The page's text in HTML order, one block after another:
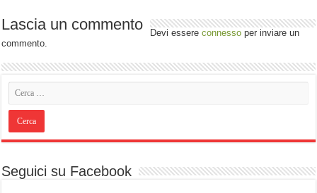
Lascia un commento Devi essereconnesso per inviare un
commento.
Seguici su Facebook